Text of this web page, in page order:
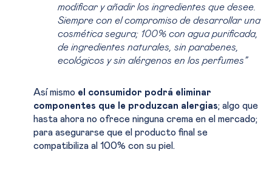
modificar y añadir los ingredientes que desee.
Siempre con el compromiso de desarrollar una
cosmética segura; 100% con agua purificada,
de ingredientes naturales, sin parabenes,
ecológicos y sin alérgenos en los perfumes”
Así mismo el consumidor podrá eliminar
componentes que le produzcan alergias; algo que
hasta ahora no ofrece ninguna crema en el mercado;
para asegurarse que el producto final se
compatibiliza al 100% con su piel.